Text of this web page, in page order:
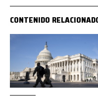
CONTENIDO